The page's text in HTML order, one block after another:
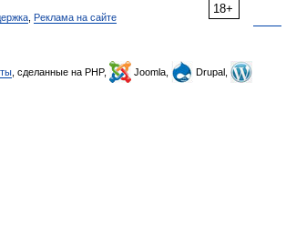
18+
Реклама на сайте
, сделанные на PHP, Joomla,
Drupal,